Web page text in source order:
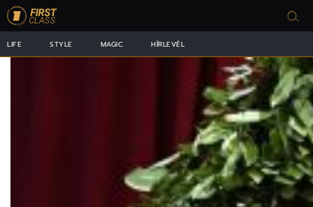
LIFE STYLE MAGIC HÍRLEVÉL